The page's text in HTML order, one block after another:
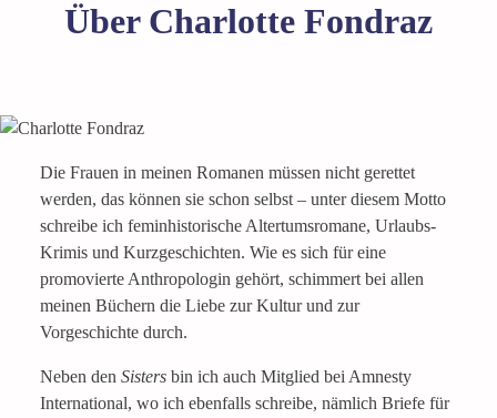
Über Charlotte Fondraz
Die Frauen in meinen Romanen müssen nicht gerettet
werden, das können sie schon selbst – unter diesem Motto
schreibe ich feminhistorische Altertumsromane, Urlaubs-
Krimis und Kurzgeschichten. Wie es sich für eine
promovierte Anthropologin gehört, schimmert bei allen
meinen Büchern die Liebe zur Kultur und zur
Vorgeschichte durch.
Neben den Sistersbin ich auch Mitglied bei Amnesty
International, wo ich ebenfalls schreibe, nämlich Briefe für